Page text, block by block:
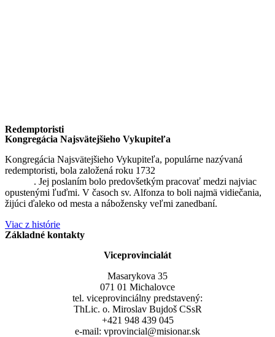
Redemptoristi
Kongregácia Najsvätejšieho Vykupiteľa
Kongregácia Najsvätejšieho Vykupiteľa, populárne nazývaná
redemptoristi, bola založená roku 1732
. Jej poslaním bolo predovšetkým pracovať medzi najviac
opustenými ľuďmi. V časoch sv. Alfonza to boli najmä vidiečania,
žijúci ďaleko od mesta a nábožensky veľmi zanedbaní.
Viac z histórie
Základné kontakty
Viceprovincialát
Masarykova 35
071 01 Michalovce
tel. viceprovinciálny predstavený:
ThLic. o. Miroslav Bujdoš CSsR
+421 948 439 045
e-mail: vprovincial@misionar.sk